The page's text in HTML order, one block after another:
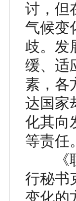
讨，但
气候变
歧。发
缓、适
素，各
达国家
化其向
等责任。
《联
行秘书
变化的